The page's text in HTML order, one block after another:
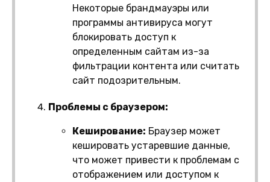
Некоторые брандмауэры или
программы антивируса могут
блокировать доступ к
определенным сайтам из-за
фильтрации контента или считать
сайт подозрительным.
Проблемы с браузером:
Кеширование: Браузер может
кешировать устаревшие данные,
что может привести к проблемам с
отображением или доступом к